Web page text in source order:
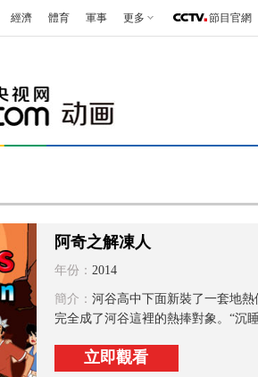
經濟 體育 軍事 更多 節目官網
阿奇之解凍人
年份： 2014
簡介： 河谷高中下面新裝了一套地
完全成了河谷這裡的熱捧對象。“沉
立即觀看